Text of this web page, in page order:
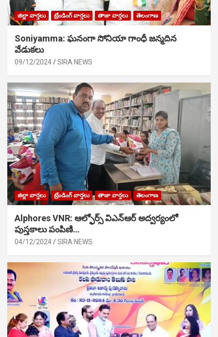
జిల్లా వార్తలు ట్రేండింగ్ వార్తలు తాజా వార్తలు తెలంగాణ
Soniyamma: ఘ‌నంగా సోనియా గాంధీ జ‌న్మ‌దిన
వేడుక‌లు
09/12/2024 SIRA NEWS
జిల్లా వార్తలు ట్రేండింగ్ వార్తలు తాజా వార్తలు తెలంగాణ
Alphores VNR: ఆల్ఫోర్స్ విఎన్ఆర్ అద్వర్యంలో
పుస్తకాలు పంపిణి…
04/12/2024 SIRA NEWS